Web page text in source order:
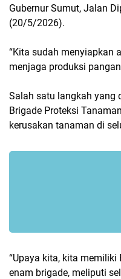
Gubernur Sumut, Jalan
(20/5/2026).
“Kita sudah menyiapkan
menjaga produksi
Salah satu langkah yang
Brigade Proteksi
kerusakan tanaman di
“Upaya kita, kita memiliki
enam brigade, meliputi